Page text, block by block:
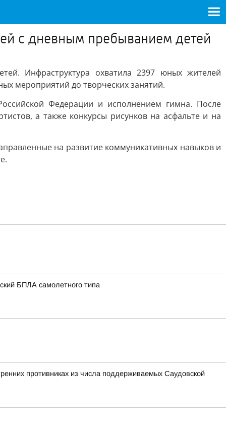
с дневным пребыванием детей
Инфраструктура охватила 2397 юных жителей
мероприятий до творческих занятий.
Федерации и исполнением гимна. После
а также конкурсы рисунков на асфальте и на
на развитие коммуникативных навыков и
БПЛА самолетного типа
противниках из числа поддерживаемых Саудовской